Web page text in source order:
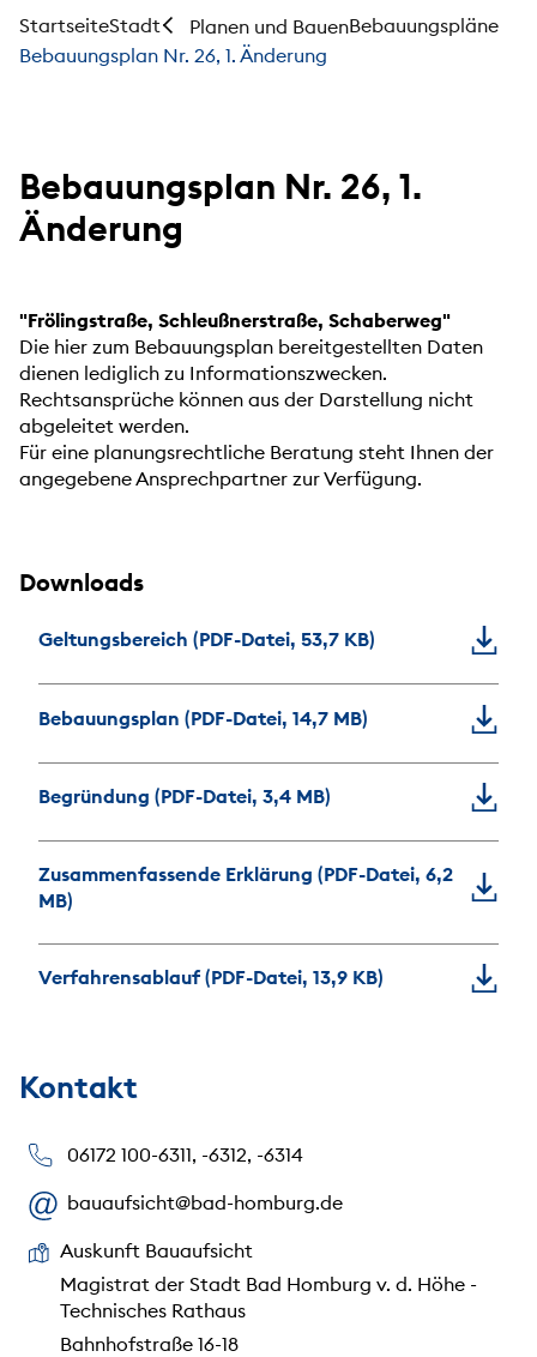
StartseiteStadt Planen und BauenBebauungspläne
Bebauungsplan Nr. 26, 1. Änderung
Bebauungsplan Nr. 26, 1.
Änderung
"Frölingstraße, Schleußnerstraße, Schaberweg"
Die hier zum Bebauungsplan bereitgestellten Daten
dienen lediglich zu Informationszwecken.
Rechtsansprüche können aus der Darstellung nicht
abgeleitet werden.
Für eine planungsrechtliche Beratung steht Ihnen der
angegebene Ansprechpartner zur Verfügung.
Downloads
Geltungsbereich (PDF-Datei, 53,7 KB)
Bebauungsplan (PDF-Datei, 14,7 MB)
Begründung (PDF-Datei, 3,4 MB)
Zusammenfassende Erklärung (PDF-Datei, 6,2
MB)
Verfahrensablauf (PDF-Datei, 13,9 KB)
Kontakt
06172 100-6311, -6312, -6314
bauaufsicht@bad-homburg.de
Auskunft Bauaufsicht
Magistrat der Stadt Bad Homburg v. d. Höhe -
Technisches Rathaus
Bahnhofstraße 16-18